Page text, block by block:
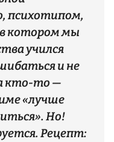
психотипом,
котором мы
учился
и не
кто-то —
«лучше
Но!
Рецепт: